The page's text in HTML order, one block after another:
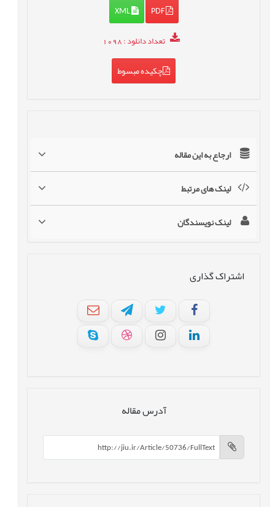
PDF
XML
تعداد دانلود: 1098
چکیده مبسوط
ارجاع به این مقاله
لینک های مرتبط
لینک نویسندگان
اشتراک گذاری
آدرس مقاله